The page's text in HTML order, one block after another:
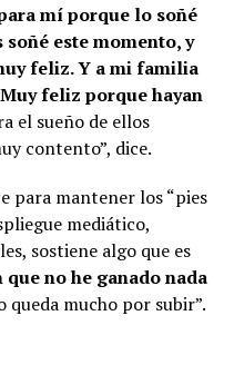
mí porque lo soñé
soñé este momento, y
feliz. Y a mi familia
feliz porque hayan
el sueño de ellos
contento”, dice.
para mantener los “pies
mediático,
sostiene algo que es
no he ganado nada
mucho por subir”.